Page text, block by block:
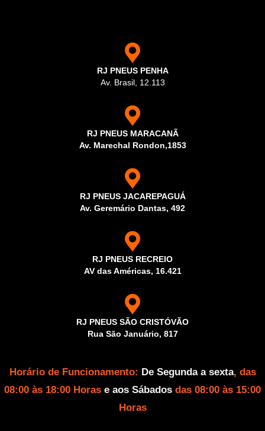
RJ PNEUS PENHA
Av. Brasil, 12.113
RJ PNEUS MARACANÃ
Av. Marechal Rondon,1853
RJ PNEUS JACAREPAGUÁ
Av. Geremário Dantas, 492
RJ PNEUS RECREIO
AV das Américas, 16.421
RJ PNEUS SÃO CRISTÓVÃO
Rua São Januário, 817
Horário de Funcionamento: De Segunda a sexta, das
08:00 às 18:00 Horas e aos Sábados das 08:00 às 15:00
Horas